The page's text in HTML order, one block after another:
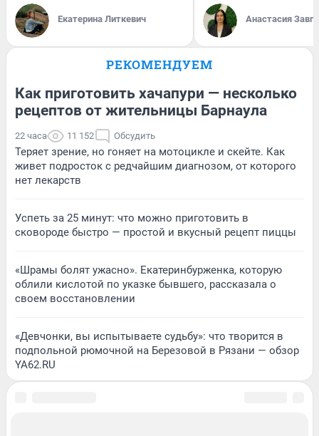
Екатерина Литкевич Анастасия
РЕКОМЕНДУЕМ
Как приготовить хачапури — несколько
рецептов от жительницы Барнаула
22 часа 11 152 Обсудить
Теряет зрение, но гоняет на мотоцикле и скейте. Как
живет подросток с редчайшим диагнозом, от которого
нет лекарств
Успеть за 25 минут: что можно приготовить в
сковороде быстро — простой и вкусный рецепт пиццы
«Шрамы болят ужасно». Екатеринбурженка, которую
облили кислотой по указке бывшего, рассказала о
своем восстановлении
«Девчонки, вы испытываете судьбу»: что творится в
подпольной рюмочной на Березовой в Рязани — обзор
YA62.RU